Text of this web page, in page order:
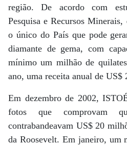
região. De acordo com
Pesquisa e Recursos
o único do País que pode
diamante de gema, com
mínimo um milhão de
ano, uma receita anual de US$
Em dezembro de 2002,
fotos que comprovam
contrabandeavam US$ 20
da Roosevelt. Em janeiro, um